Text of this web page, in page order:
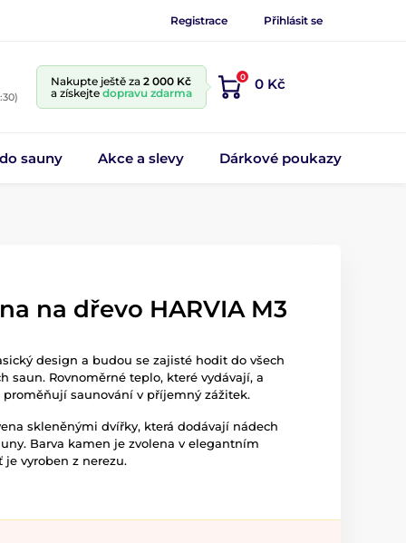
Registrace Přihlásit se
Nakupte ještě za 2 000 Kč
a získejte dopravu zdarma
0 0 Kč
sauny Akce a slevy Dárkové poukazy
na dřevo HARVIA M3
design a budou se zajisté hodit do všech
saun. Rovnoměrné teplo, které vydávají, a
saunování v příjemný zážitek.
skleněnými dvířky, která dodávají nádech
Barva kamen je zvolena v elegantním
vyroben z nerezu.